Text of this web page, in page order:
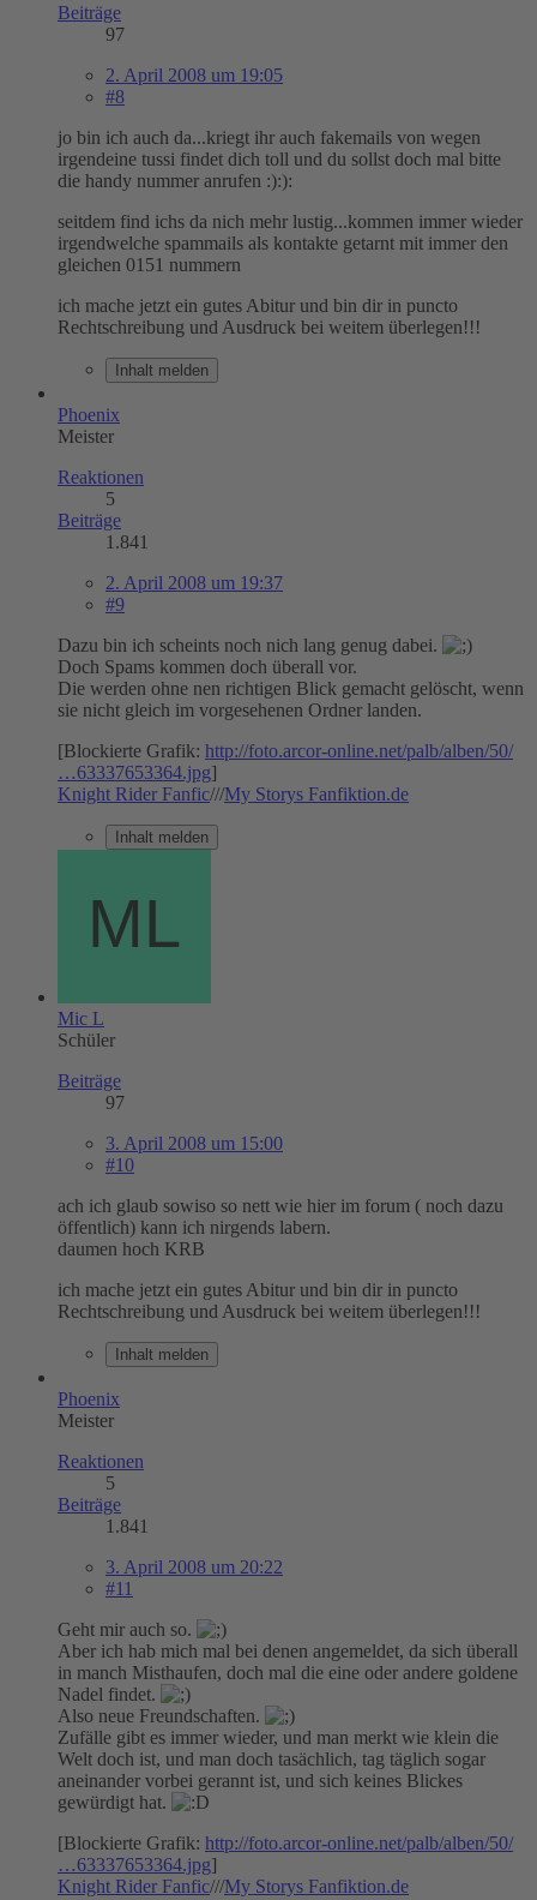
Beiträge
97
2. April 2008 um 19:05
#8
jo bin ich auch da...kriegt ihr auch fakemails von wegen
irgendeine tussi findet dich toll und du sollst doch mal bitte
die handy nummer anrufen :):):
seitdem find ichs da nich mehr lustig...kommen immer wieder
irgendwelche spammails als kontakte getarnt mit immer den
gleichen 0151 nummern
ich mache jetzt ein gutes Abitur und bin dir in puncto
Rechtschreibung und Ausdruck bei weitem überlegen!!!
Inhalt melden
Phoenix
Meister
Reaktionen
5
Beiträge
1.841
2. April 2008 um 19:37
#9
Dazu bin ich scheints noch nich lang genug dabei.
Doch Spams kommen doch überall vor.
Die werden ohne nen richtigen Blick gemacht gelöscht, wenn
sie nicht gleich im vorgesehenen Ordner landen.
[Blockierte Grafik: http://foto.arcor-online.net/palb/alben/50/
…63337653364.jpg]
Knight Rider Fanfic///My Storys Fanfiktion.de
Inhalt melden
Mic L
Schüler
Beiträge
97
3. April 2008 um 15:00
#10
ach ich glaub sowiso so nett wie hier im forum ( noch dazu
öffentlich) kann ich nirgends labern.
daumen hoch KRB
ich mache jetzt ein gutes Abitur und bin dir in puncto
Rechtschreibung und Ausdruck bei weitem überlegen!!!
Inhalt melden
Phoenix
Meister
Reaktionen
5
Beiträge
1.841
3. April 2008 um 20:22
#11
Geht mir auch so.
Aber ich hab mich mal bei denen angemeldet, da sich überall
in manch Misthaufen, doch mal die eine oder andere goldene
Nadel findet.
Also neue Freundschaften.
Zufälle gibt es immer wieder, und man merkt wie klein die
Welt doch ist, und man doch tasächlich, tag täglich sogar
aneinander vorbei gerannt ist, und sich keines Blickes
gewürdigt hat.
[Blockierte Grafik: http://foto.arcor-online.net/palb/alben/50/
…63337653364.jpg]
Knight Rider Fanfic///My Storys Fanfiktion.de